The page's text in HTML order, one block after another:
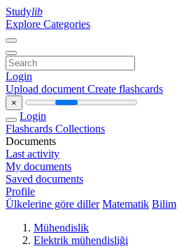
Studylib
Explore Categories
Login
Upload document Create flashcards
×
Login
Flashcards Collections
Documents
Last activity
My documents
Saved documents
Profile
Ülkelerine göre diller Matematik Bilim
Mühendislik
Elektrik mühendisliği